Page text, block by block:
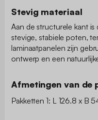
Stevig materiaal
Aan de structurele kant
stevige, stabiele poten,
laminaatpanelen zijn
ontwerp en een
Afmetingen van de
Pakketten 1: L 126.8 x B